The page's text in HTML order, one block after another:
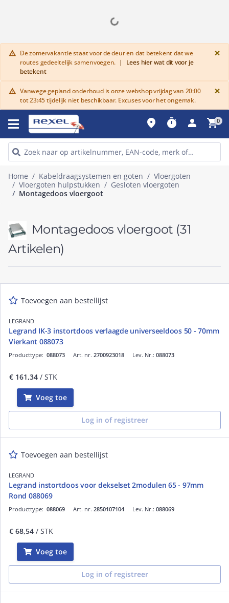
warning De zomervakantie staat voor de deur en dat betekent dat we
routes gedeeltelijk samenvoegen. |
Lees hier wat dit voor je
betekent
×
warning Vanwege gepland onderhoud is onze webshop vrijdag van 20:00
tot 23:45 tijdelijk niet beschikbaar. Excuses voor het ongemak.
×
place timer person shopping_cart0
Home Kabeldraagsystemen en goten
Vloergoten
Vloergoten hulpstukken
Gesloten vloergoten
Montagedoos vloergoot
Montagedoos vloergoot (31
Artikelen)
Toevoegen aan bestellijst
LEGRAND
Legrand IK-3 instortdoos verlaagde universeeldoos 50 - 70mm
Vierkant 088073
Art. nr. 2700923018
Producttype: 088073 Lev. Nr.: 088073
€ 161,34 / STK
Voeg toe
Log in of registreer
Toevoegen aan bestellijst
LEGRAND
Legrand instortdoos voor dekselset 2modulen 65 - 97mm
Rond 088069
Art. nr. 2850107104
Producttype: 088069 Lev. Nr.: 088069
€ 68,54 / STK
Voeg toe
Log in of registreer